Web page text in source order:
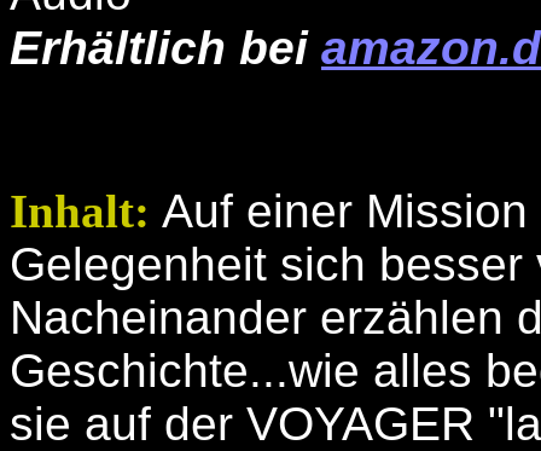
Erhältlich bei
Inhalt: Auf einer
Gelegenheit sich
Nacheinander erzählen
Geschichte...wie alles
sie auf der VOYAGER